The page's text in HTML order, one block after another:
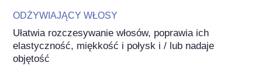
ODŻYWIAJĄCY WŁOSY
Ułatwia rozczesywanie włosów, poprawia ich
elastyczność, miękkość i połysk i / lub nadaje
objętość